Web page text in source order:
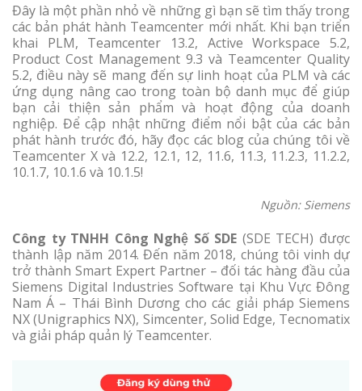
Đây là một phần nhỏ về những gì bạn sẽ tìm thấy trong
các bản phát hành Teamcenter mới nhất. Khi bạn triển
khai PLM, Teamcenter 13.2, Active Workspace 5.2,
Product Cost Management 9.3 và Teamcenter Quality
5.2, điều này sẽ mang đến sự linh hoạt của PLM và các
ứng dụng nâng cao trong toàn bộ danh mục để giúp
bạn cải thiện sản phẩm và hoạt động của doanh
nghiệp. Để cập nhật những điểm nổi bật của các bản
phát hành trước đó, hãy đọc các blog của chúng tôi về
Teamcenter X và 12.2, 12.1, 12, 11.6, 11.3, 11.2.3, 11.2.2,
10.1.7, 10.1.6 và 10.1.5!
Nguồn: Siemens
Công ty TNHH Công Nghệ Số SDE (SDE TECH) được
thành lập năm 2014. Đến năm 2018, chúng tôi vinh dự
trở thành Smart Expert Partner – đối tác hàng đầu của
Siemens Digital Industries Software tại Khu Vực Đông
Nam Á – Thái Bình Dương cho các giải pháp Siemens
NX (Unigraphics NX), Simcenter, Solid Edge, Tecnomatix
và giải pháp quản lý Teamcenter.